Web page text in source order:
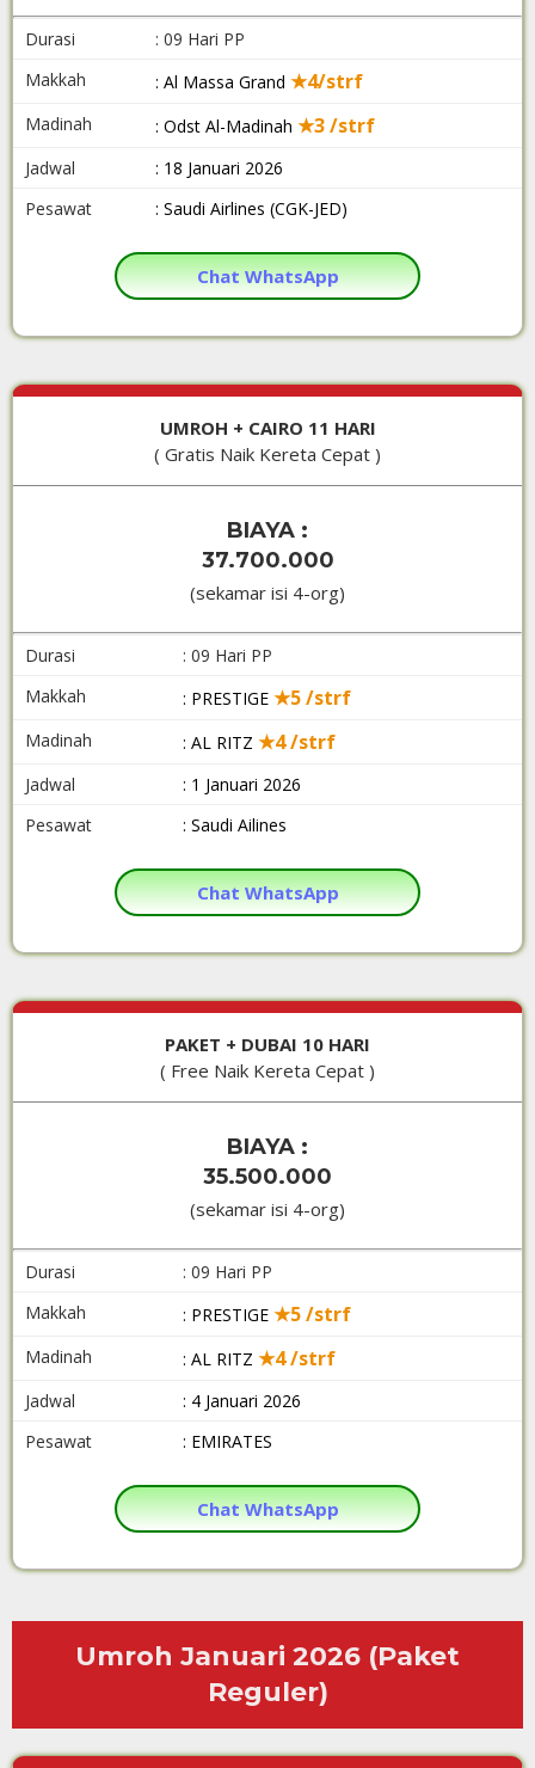
Durasi
: 09 Hari PP
Makkah
: Al Massa Grand ★4/strf
Madinah : Odst Al-Madinah ★3 /strf
Jadwal
: 18 Januari 2026
Pesawat
: Saudi Airlines (CGK-JED)
Chat WhatsApp
UMROH + CAIRO 11 HARI
( Gratis Naik Kereta Cepat )
BIAYA :
37.700.000
(sekamar isi 4-org)
Durasi
: 09 Hari PP
Makkah
: PRESTIGE ★5 /strf
Madinah : AL RITZ ★4 /strf
Jadwal
: 1 Januari 2026
Pesawat
: Saudi Ailines
Chat WhatsApp
PAKET + DUBAI 10 HARI
( Free Naik Kereta Cepat )
BIAYA :
35.500.000
(sekamar isi 4-org)
Durasi
: 09 Hari PP
Makkah
: PRESTIGE ★5 /strf
Madinah : AL RITZ ★4 /strf
Jadwal
: 4 Januari 2026
Pesawat
: EMIRATES
Chat WhatsApp
Umroh Januari 2026 (Paket
Reguler)